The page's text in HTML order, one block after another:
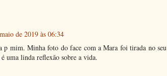
de 2019 às 06:34
p mim. Minha foto do face com a Mara foi tirada no seu
uma linda reflexão sobre a vida.